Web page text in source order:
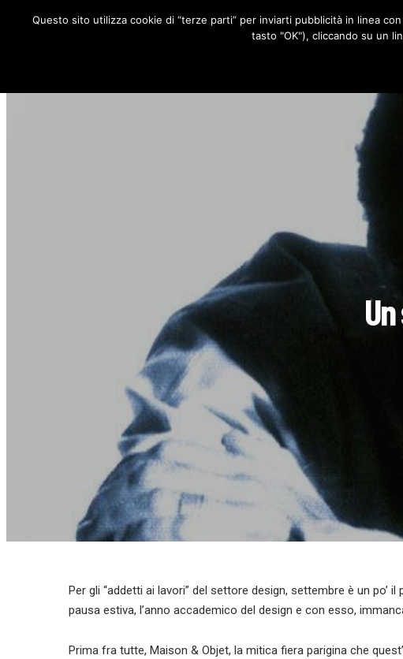
RUBRICHE
Per gli “addetti ai lavori” del settore design, settembre è un po’
pausa estiva, l’anno accademico del design e con esso,
Prima fra tutte, Maison & Objet, la mitica fiera parigina che
Questo sito utilizza cookie di “terze parti” per inviarti pubblicità in linea
tasto "OK"), cliccando su un